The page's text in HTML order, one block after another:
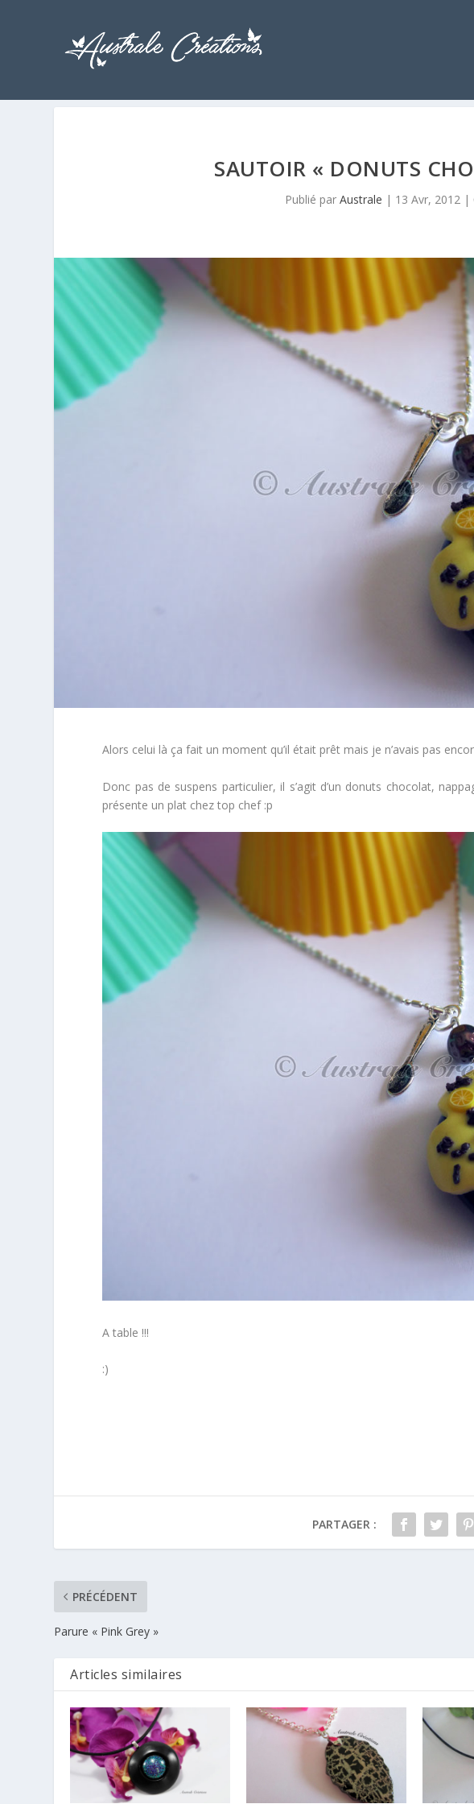
SAUTOIR « DONUTS
Publié parAustrale | 13 Avr, 2012 |
Alors celui là ça fait un moment qu’il était prêt mais je n’avais pas
Donc pas de suspens particulier, il s’agit d’un donuts chocolat,
présente un plat chez top chef :p
A table !!!
:)
PARTAGER :
PRÉCÉDENT
Parure « Pink Grey »
Articles similaires